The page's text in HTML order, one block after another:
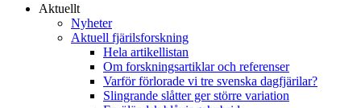
Aktuellt
Nyheter
Aktuell fjärilsforskning
Hela artikellistan
Om forskningsartiklar och referenser
Varför förlorade vi tre svenska dagfjärilar?
Slingrande slåtter ger större variation